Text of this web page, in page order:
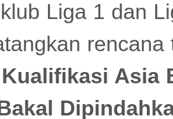
Liga 1 dan
rencana
Asia